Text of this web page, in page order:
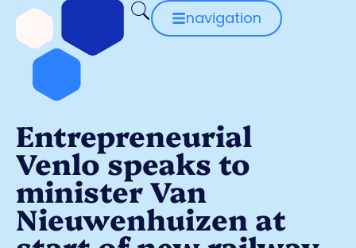
navigation
Entrepreneurial
Venlo speaks to
minister Van
Nieuwenhuizen at